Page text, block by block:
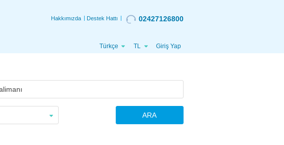
Hakkımızda Destek Hattı 02427126800
Türkçe TL Giriş Yap
ARA